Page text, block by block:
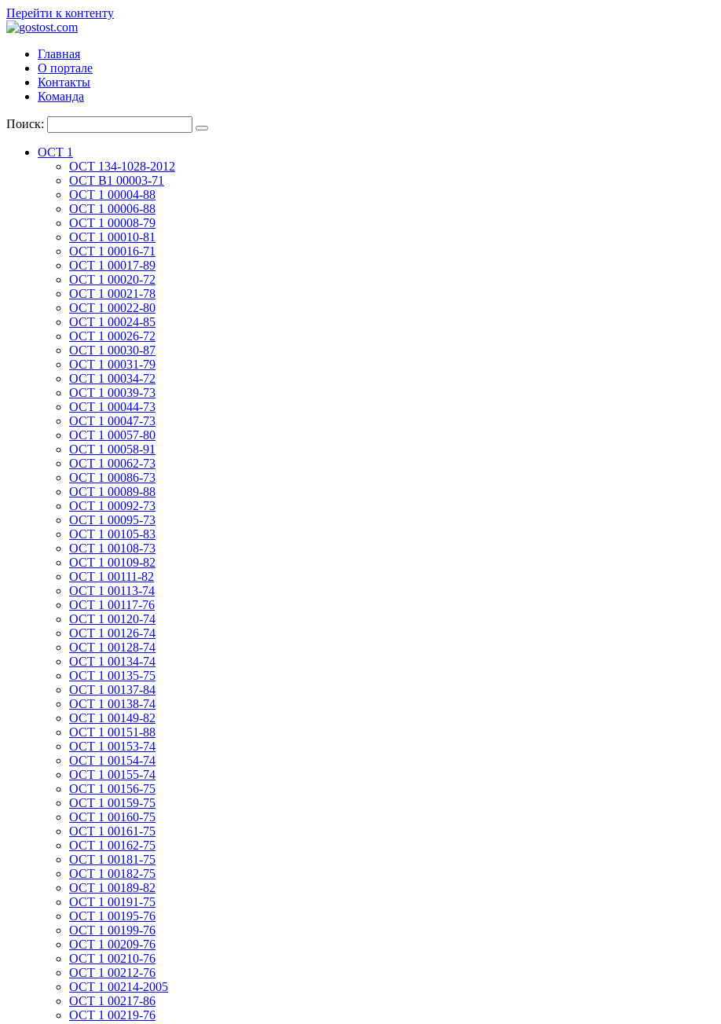
Перейти к контенту
Главная
О портале
Контакты
Команда
Поиск:
ОСТ 1
ОСТ 134-1028-2012
ОСТ В1 00003-71
ОСТ 1 00004-88
ОСТ 1 00006-88
ОСТ 1 00008-79
ОСТ 1 00010-81
ОСТ 1 00016-71
ОСТ 1 00017-89
ОСТ 1 00020-72
ОСТ 1 00021-78
ОСТ 1 00022-80
ОСТ 1 00024-85
ОСТ 1 00026-72
ОСТ 1 00030-87
ОСТ 1 00031-79
ОСТ 1 00034-72
ОСТ 1 00039-73
ОСТ 1 00044-73
ОСТ 1 00047-73
ОСТ 1 00057-80
ОСТ 1 00058-91
ОСТ 1 00062-73
ОСТ 1 00086-73
ОСТ 1 00089-88
ОСТ 1 00092-73
ОСТ 1 00095-73
ОСТ 1 00105-83
ОСТ 1 00108-73
ОСТ 1 00109-82
ОСТ 1 00111-82
ОСТ 1 00113-74
ОСТ 1 00117-76
ОСТ 1 00120-74
ОСТ 1 00126-74
ОСТ 1 00128-74
ОСТ 1 00134-74
ОСТ 1 00135-75
ОСТ 1 00137-84
ОСТ 1 00138-74
ОСТ 1 00149-82
ОСТ 1 00151-88
ОСТ 1 00153-74
ОСТ 1 00154-74
ОСТ 1 00155-74
ОСТ 1 00156-75
ОСТ 1 00159-75
ОСТ 1 00160-75
ОСТ 1 00161-75
ОСТ 1 00162-75
ОСТ 1 00181-75
ОСТ 1 00182-75
ОСТ 1 00189-82
ОСТ 1 00191-75
ОСТ 1 00195-76
ОСТ 1 00199-76
ОСТ 1 00209-76
ОСТ 1 00210-76
ОСТ 1 00212-76
ОСТ 1 00214-2005
ОСТ 1 00217-86
ОСТ 1 00219-76